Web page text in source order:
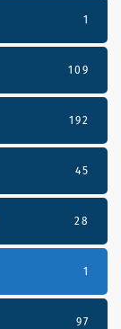
1
109
192
45
28
1
97